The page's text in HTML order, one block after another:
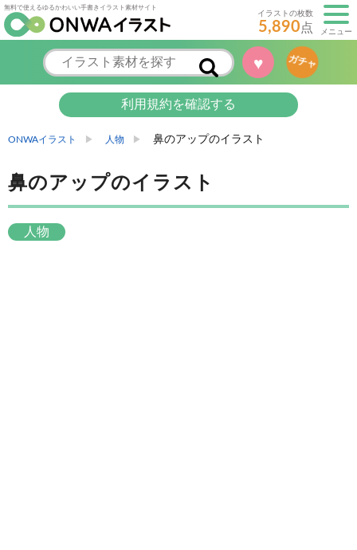
無料で使えるゆるかわいい手書きイラスト素材サイト
イラストの枚数
5,890点 メニュー
♥ ガチャ
利用規約を確認する
ONWAイラスト 人物 鼻のアップのイラスト
鼻のアップのイラスト
人物